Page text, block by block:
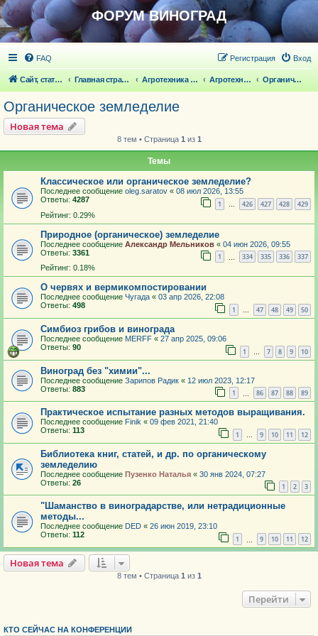
ФОРУМ ВИНОГРАД
FAQ Вход
Регистрация
Сайт, статьи Главная страница Агротехника выращивания винограда Агротехника выращивания винограда Органическое земледелие
Органическое земледелие
Новая тема
8 тем • Страница 1 из 1
Темы
Классическое или органическое земледелие?
Последнее сообщение oleg.saratov « 08 июл 2026, 13:55
Ответы: 4287 1 … 426 427 428 429
Рейтинг: 0.29%
Природное (органическое) земледелие
Последнее сообщение Александр Мельников « 04 июн 2026, 09:55
Ответы: 3361 1 334 335 336 337
Рейтинг: 0.18%
О червях и вермикомпостировании
Последнее сообщение Чугада « 03 апр 2026, 22:08
Ответы: 498 1 … 47 48 49 50
Симбиоз грибов и винограда
Последнее сообщение MERFF « 27 апр 2025, 09:06
Ответы: 90 1 … 7 8 9 10
Виноград без "химии"...
Последнее сообщение Зарипов Радик « 12 июл 2023, 12:17
Ответы: 883 1 86 87 88 89
Практическое испытание разных методов выращивания.
Последнее сообщение Finik « 09 фев 2021, 21:40
Ответы: 113 1 … 9 10 11 12
Библиотека книг, статей, и др. по органическому
земледелию
Последнее сообщение Пузенко Наталья « 30 янв 2024, 07:27
Ответы: 26 1 2 3
"Шаманство в виноградарстве, или нетрадиционные
методы...
Последнее сообщение DED « 26 июн 2019, 23:10
Ответы: 112 1 9 10 11 12
Новая тема
8 тем • Страница 1 из 1
Перейти
КТО СЕЙЧАС НА КОНФЕРЕНЦИИ